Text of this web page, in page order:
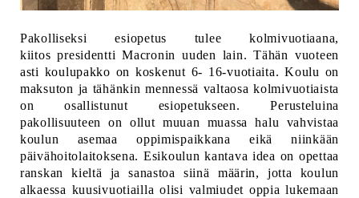
Pakolliseksi esiopetus tulee kolmivuotiaana,
kiitos presidentti Macronin uuden lain. Tähän vuoteen
asti koulupakko on koskenut 6- 16-vuotiaita. Koulu on
maksuton ja tähänkin mennessä valtaosa kolmivuotiaista
on osallistunut esiopetukseen. Perusteluina
pakollisuuteen on ollut muuan muassa halu vahvistaa
koulun asemaa oppimispaikkana eikä niinkään
päivähoitolaitoksena. Esikoulun kantava idea on opettaa
ranskan kieltä ja sanastoa siinä määrin, jotta koulun
alkaessa kuusivuotiailla olisi valmiudet oppia lukemaan